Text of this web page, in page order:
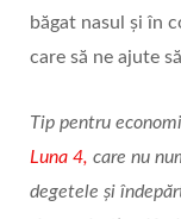
băgat nasul și în
care să ne ajute
Tip pentru
Luna 4, care nu
degetele și